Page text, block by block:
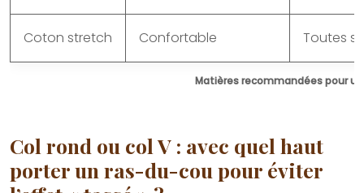
Matières recommandées pour
Coton stretch Confortable Toutes
Col rond ou col V : avec quel haut
porter un ras-du-cou pour éviter